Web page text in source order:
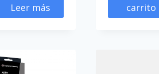
Leer más
carrito